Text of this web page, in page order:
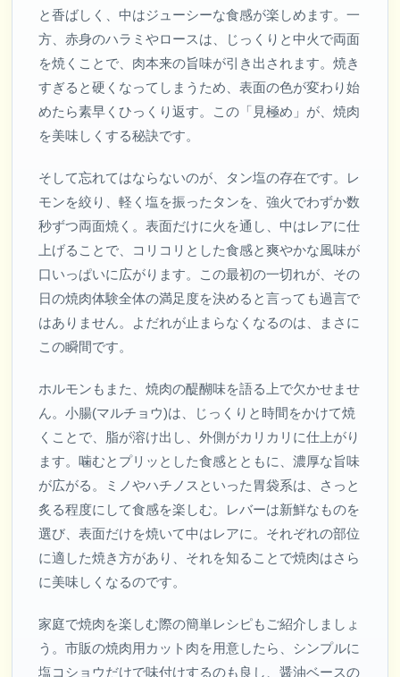
と香ばしく、中はジューシーな食感が楽しめます。一
方、赤身のハラミやロースは、じっくりと中火で両面
を焼くことで、肉本来の旨味が引き出されます。焼き
すぎると硬くなってしまうため、表面の色が変わり始
めたら素早くひっくり返す。この「見極め」が、焼肉
を美味しくする秘訣です。
そして忘れてはならないのが、タン塩の存在です。レ
モンを絞り、軽く塩を振ったタンを、強火でわずか数
秒ずつ両面焼く。表面だけに火を通し、中はレアに仕
上げることで、コリコリとした食感と爽やかな風味が
口いっぱいに広がります。この最初の一切れが、その
日の焼肉体験全体の満足度を決めると言っても過言で
はありません。よだれが止まらなくなるのは、まさに
この瞬間です。
ホルモンもまた、焼肉の醍醐味を語る上で欠かせませ
ん。小腸(マルチョウ)は、じっくりと時間をかけて焼
くことで、脂が溶け出し、外側がカリカリに仕上がり
ます。噛むとプリッとした食感とともに、濃厚な旨味
が広がる。ミノやハチノスといった胃袋系は、さっと
炙る程度にして食感を楽しむ。レバーは新鮮なものを
選び、表面だけを焼いて中はレアに。それぞれの部位
に適した焼き方があり、それを知ることで焼肉はさら
に美味しくなるのです。
家庭で焼肉を楽しむ際の簡単レシピもご紹介しましょ
う。市販の焼肉用カット肉を用意したら、シンプルに
塩コショウだけで味付けするのも良し、醤油ベースの